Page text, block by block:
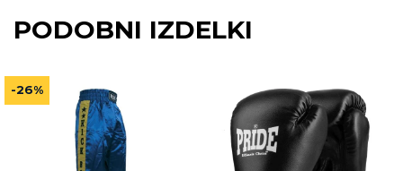
PODOBNI IZDELKI
-26%